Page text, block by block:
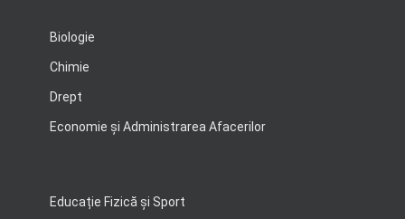
Biologie
Chimie
Drept
Economie şi Administrarea Afacerilor
Educație Fizică și Sport